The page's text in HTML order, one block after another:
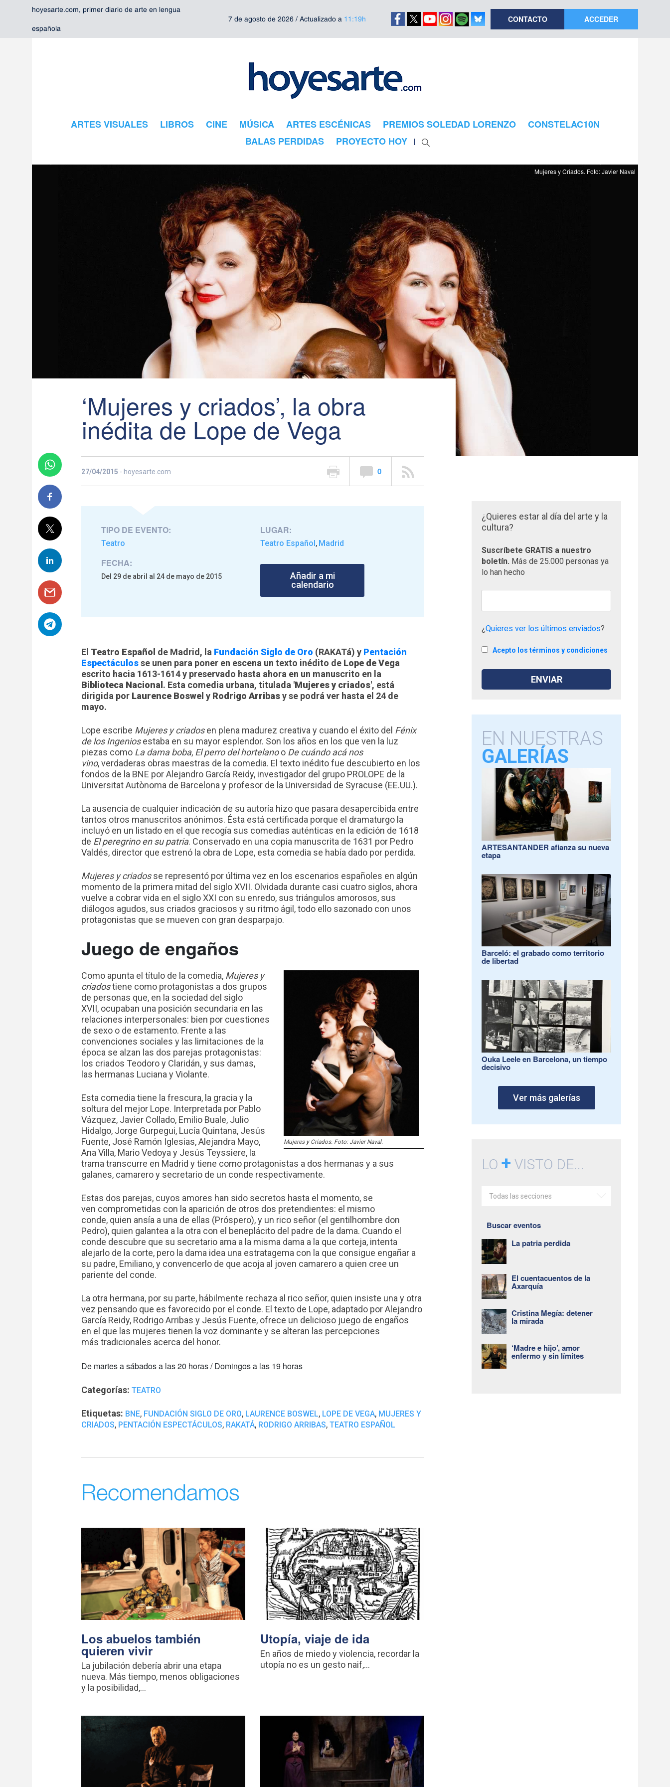
hoyesarte.com, primer diario de arte en lengua
española
7 de agosto de 2026 / Actualizado a 11:19h CONTACTO ACCEDER
ARTES VISUALES LIBROS CINE MÚSICA ARTES ESCÉNICAS PREMIOS SOLEDAD LORENZO
CONSTELAC10N
BALAS PERDIDAS
PROYECTO HOY
Mujeres y Criados. Foto: Javier Naval
‘Mujeres y criados’, la obra
inédita de Lope de Vega
27/04/2015 - hoyesarte.com 0
TIPO DE EVENTO:
Teatro
FECHA:
Del 29 de abril al 24 de mayo de 2015
LUGAR:
Teatro Español, Madrid
Añadir a mi
calendario
El Teatro Español de Madrid, la Fundación Siglo de Oro (RAKATá) y Pentación
Espectáculosse unen para poner en escena un texto inédito de Lope de Vega
escrito hacia 1613-1614 y preservado hasta ahora en un manuscrito en la
Biblioteca Nacional . Esta comedia urbana, titulada 'Mujeres y criados', está
dirigida por Laurence Boswel y Rodrigo Arribasy se podrá ver hasta el 24 de
mayo.
Lope escribe Mujeres y criadosen plena madurez creativa y cuando el éxito del Fénix
de los Ingeniosestaba en su mayor esplendor. Son los años en los que ven la luz
piezas como La dama boba, El perro del hortelanoo De cuándo acá nos
vino, verdaderas obras maestras de la comedia. El texto inédito fue descubierto en los
fondos de la BNE por Alejandro García Reidy, investigador del grupo PROLOPE de la
Universitat Autònoma de Barcelona y profesor de la Universidad de Syracuse (EE.UU.).
La ausencia de cualquier indicación de su autoría hizo que pasara desapercibida entre
tantos otros manuscritos anónimos. Ésta está certificada porque el dramaturgo la
incluyó en un listado en el que recogía sus comedias auténticas en la edición de 1618
de El peregrino en su patria. Conservado en una copia manuscrita de 1631 por Pedro
Valdés, director que estrenó la obra de Lope, esta comedia se había dado por perdida.
Mujeres y criadosse representó por última vez en los escenarios españoles en algún
momento de la primera mitad del siglo XVII. Olvidada durante casi cuatro siglos, ahora
vuelve a cobrar vida en el siglo XXI con su enredo, sus triángulos amorosos, sus
diálogos agudos, sus criados graciosos y su ritmo ágil, todo ello sazonado con unos
protagonistas que se mueven con gran desparpajo.
Juego de engaños
Mujeres y Criados. Foto: Javier Naval.
Como apunta el título de la comedia, Mujeres y
criadostiene como protagonistas a dos grupos
de personas que, en la sociedad del siglo
XVII, ocupaban una posición secundaria en las
relaciones interpersonales: bien por cuestiones
de sexo o de estamento. Frente a las
convenciones sociales y las limitaciones de la
época se alzan las dos parejas protagonistas:
los criados Teodoro y Claridán, y sus damas,
las hermanas Luciana y Violante.
Esta comedia tiene la frescura, la gracia y la
soltura del mejor Lope. Interpretada por Pablo
Vázquez, Javier Collado, Emilio Buale, Julio
Hidalgo, Jorge Gurpegui, Lucía Quintana, Jesús
Fuente, José Ramón Iglesias, Alejandra Mayo,
Ana Villa, Mario Vedoya y Jesús Teyssiere, la
trama transcurre en Madrid y tiene como protagonistas a dos hermanas y a sus
galanes, camarero y secretario de un conde respectivamente.
Estas dos parejas, cuyos amores han sido secretos hasta el momento, se
ven comprometidas con la aparición de otros dos pretendientes: el mismo
conde, quien ansía a una de ellas (Próspero), y un rico señor (el gentilhombre don
Pedro), quien galantea a la otra con el beneplácito del padre de la dama. Cuando el
conde descubre que su secretario ama a la misma dama a la que corteja, intenta
alejarlo de la corte, pero la dama idea una estratagema con la que consigue engañar a
su padre, Emiliano, y convencerlo de que acoja al joven camarero a quien cree un
pariente del conde.
La otra hermana, por su parte, hábilmente rechaza al rico señor, quien insiste una y otra
vez pensando que es favorecido por el conde. El texto de Lope, adaptado por Alejandro
García Reidy, Rodrigo Arribas y Jesús Fuente, ofrece un delicioso juego de engaños
en el que las mujeres tienen la voz dominante y se alteran las percepciones
más tradicionales acerca del honor.
De martes a sábados a las 20 horas / Domingos a las 19 horas
Categorías: TEATRO
Etiquetas: BNE, FUNDACIÓN SIGLO DE ORO, LAURENCE BOSWEL, LOPE DE VEGA, MUJERES Y
CRIADOS, PENTACIÓN ESPECTÁCULOS, RAKATÁ, RODRIGO ARRIBAS, TEATRO ESPAÑOL
Recomendamos
Los abuelos también
quieren vivir
La jubilación debería abrir una etapa
nueva. Más tiempo, menos obligaciones
y la posibilidad,...
Utopía, viaje de ida
En años de miedo y violencia, recordar la
utopía no es un gesto naif,...
¿Quieres estar al día del arte y la
cultura?
Suscríbete GRATIS a nuestro
boletín. Más de 25.000 personas ya
lo han hecho
¿Quieres ver los últimos enviados?
Acepto los términos y condiciones
EN NUESTRAS
GALERÍAS
ARTESANTANDER afianza su nueva
etapa
Barceló: el grabado como territorio
de libertad
Ouka Leele en Barcelona, un tiempo
decisivo
Ver más galerías
LO+ VISTO DE...
Todas las secciones
Buscar eventos
La patria perdida
El cuentacuentos de la
Axarquía
Cristina Megía: detener
la mirada
‘Madre e hijo’, amor
enfermo y sin límites